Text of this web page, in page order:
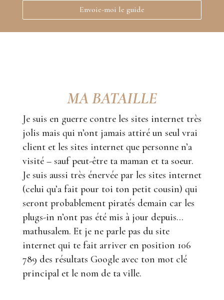
Envoie-moi le guide
MA BATAILLE
Je suis en guerre contre les sites internet très
jolis mais qui n’ont jamais attiré un seul vrai
client et les sites internet que personne n’a
visité – sauf peut-être ta maman et ta soeur.
Je suis aussi très énervée par les sites internet
(celui qu’a fait pour toi ton petit cousin) qui
seront probablement piratés demain car les
plugs-in n’ont pas été mis à jour depuis…
mathusalem. Et je ne parle pas du site
internet qui te fait arriver en position 106
789 des résultats Google avec ton mot clé
principal et le nom de ta ville.